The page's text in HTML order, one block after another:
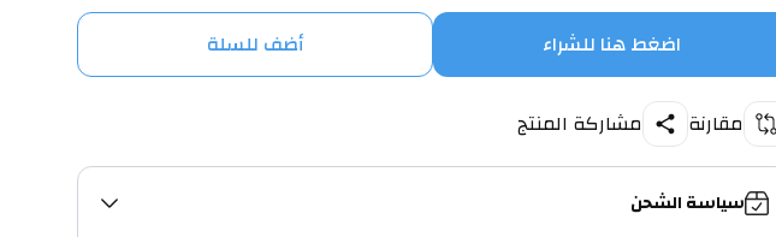
اضغط هنا للشراء أضف للسلة
مقارنة مشاركة المنتج
سياسة الشحن